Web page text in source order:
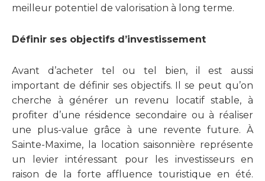
meilleur potentiel de valorisation à long terme.
Définir ses objectifs d’investissement
Avant d’acheter tel ou tel bien, il est aussi
important de définir ses objectifs. Il se peut qu’on
cherche à générer un revenu locatif stable, à
profiter d’une résidence secondaire ou à réaliser
une plus-value grâce à une revente future. À
Sainte-Maxime, la location saisonnière représente
un levier intéressant pour les investisseurs en
raison de la forte affluence touristique en été.